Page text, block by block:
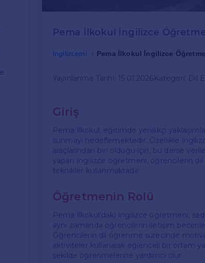
Pema İlkokul İngilizce
İngilizcemi Pema İlkokul İngilizce
Yayınlanma Tarihi: 15.01.2026 Kategori: Dil
Giriş
Pema İlkokul, eğitimde yenilikçi
sunmayı hedeflemektedir. Özellikle
araçlarından biri olduğu için, bu derse
yapan İngilizce öğretmeni, öğrencilerin
teknikler kullanmaktadır.
Öğretmenin Rolü
Pema İlkokul'daki İngilizce öğretmeni,
aynı zamanda öğrencilerin iletişim
Öğrencilerin dil öğrenme sürecinde
aktiviteler kullanarak eğlenceli bir ortam
şekilde öğrenmelerine yardımcı olur.